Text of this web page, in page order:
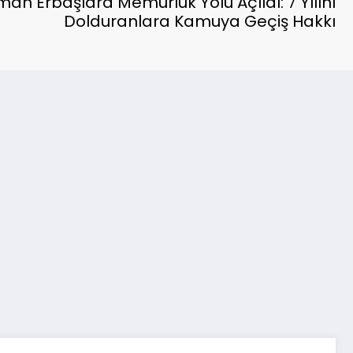
Dolduranlara Kamuya Geçiş Hakkı